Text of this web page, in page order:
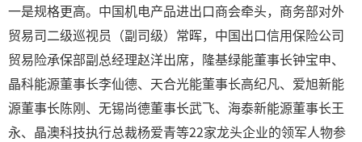
一是规格更高。中国机电产品进出口商会牵头，商务部对外
贸易司二级巡视员（副司级）常晖，中国出口信用保险公司
贸易险承保部副总经理赵洋出席，隆基绿能董事长钟宝申、
晶科能源董事长李仙德、天合光能董事长高纪凡、爱旭新能
源董事长陈刚、无锡尚德董事长武飞、海泰新能源董事长王
永、晶澳科技执行总裁杨爱青等22家龙头企业的领军人物参